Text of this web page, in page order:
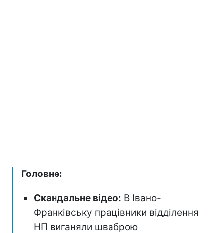
Головне:
Скандальне відео: В Івано-
Франківську працівники відділення
НП виганяли шваброю